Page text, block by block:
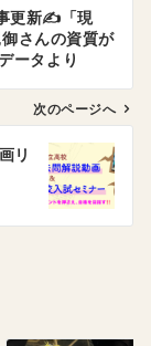
更新✍️「現
さんの資質が
ータより
次のページへ
リ